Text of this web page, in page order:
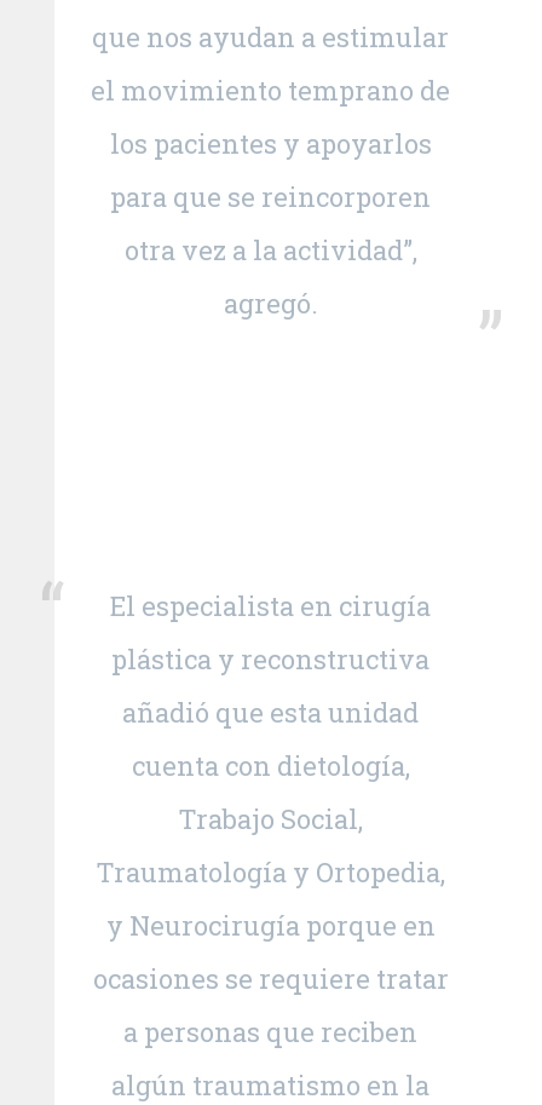
que nos ayudan a estimular
el movimiento temprano de
los pacientes y apoyarlos
para que se reincorporen
otra vez a la actividad”,
agregó.
El especialista en cirugía
plástica y reconstructiva
añadió que esta unidad
cuenta con dietología,
Trabajo Social,
Traumatología y Ortopedia,
y Neurocirugía porque en
ocasiones se requiere tratar
a personas que reciben
algún traumatismo en la